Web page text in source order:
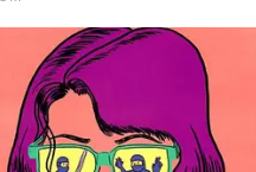
da Lua:A Lua surge no
Locais elevados ou com
visibilidade.
magnitude visível
o ápice do eclipse passou.